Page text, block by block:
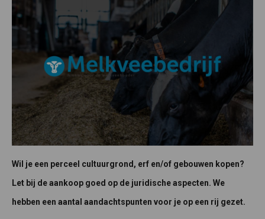
Wil je een perceel cultuurgrond, erf en/of gebouwen kopen?
Let bij de aankoop goed op de juridische aspecten. We
hebben een aantal aandachtspunten voor je op een rij gezet.